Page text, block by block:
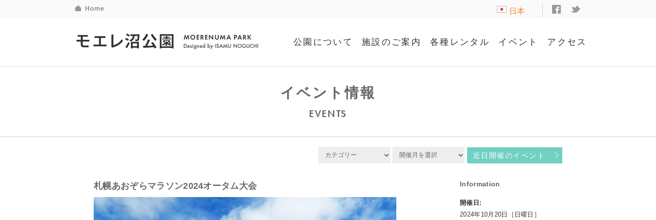
日本
公園について 施設のご案内 各種レンタル イベント アクセス
イベント情報
EVENTS
近日開催のイベント
札幌あおぞらマラソン2024オータム大会 Information
開催日:
2024年10月20日［日曜日］